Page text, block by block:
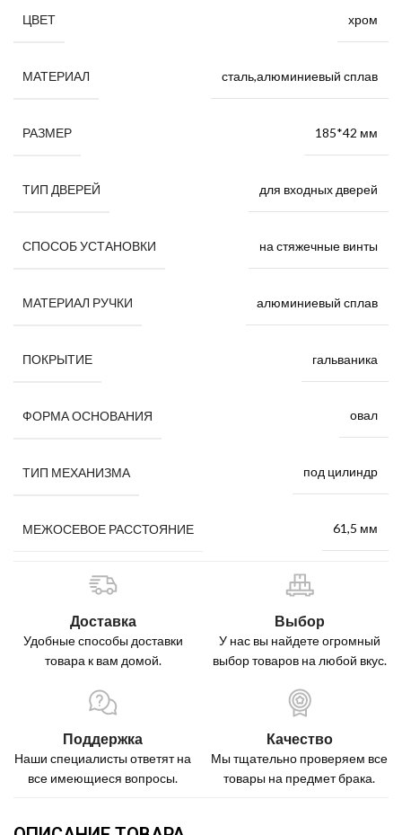
ЦВЕТ хром
МАТЕРИАЛ сталь,алюминиевый сплав
РАЗМЕР 185*42 мм
ТИП ДВЕРЕЙ для входных дверей
СПОСОБ УСТАНОВКИ на стяжечные винты
МАТЕРИАЛ РУЧКИ алюминиевый сплав
ПОКРЫТИЕ гальваника
ФОРМА ОСНОВАНИЯ овал
ТИП МЕХАНИЗМА под цилиндр
МЕЖОСЕВОЕ РАССТОЯНИЕ 61,5 мм
Доставка
Удобные способы доставки
товара к вам домой.
Выбор
У нас вы найдете огромный
выбор товаров на любой вкус.
Поддержка
Наши специалисты ответят на
все имеющиеся вопросы.
Качество
Мы тщательно проверяем все
товары на предмет брака.